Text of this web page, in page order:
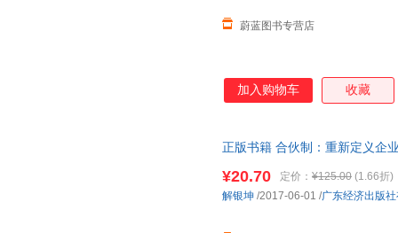
蔚蓝图书专营店
加入购物车 收藏
正版书籍 合伙制：重新定义企
¥20.70 定价： ¥125.00 (1.66折)
解银坤 /2017-06-01 /广东经济出版